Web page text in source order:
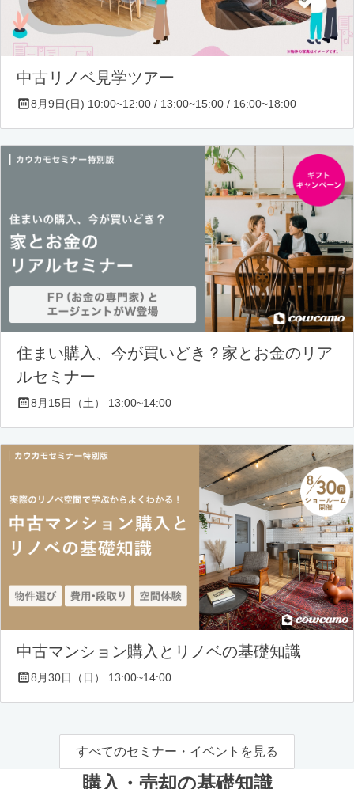
中古リノベ見学ツアー
8月9日(日) 10:00~12:00 / 13:00~15:00 / 16:00~18:00
住まい購入、今が買いどき？家とお金のリア
ルセミナー
8月15日（土） 13:00~14:00
中古マンション購入とリノベの基礎知識
8月30日（日） 13:00~14:00
すべてのセミナー・イベントを見る
購入・売却の基礎知識